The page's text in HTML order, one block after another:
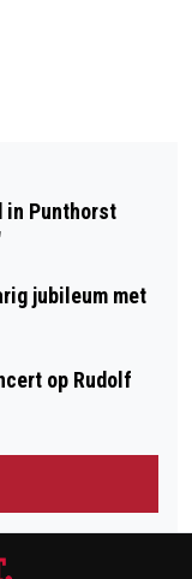
in Punthorst
jubileum met
op Rudolf